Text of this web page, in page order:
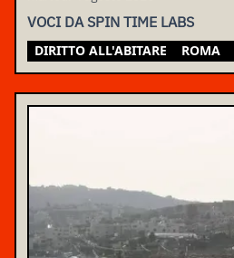
VOCI DA SPIN TIME LABS
DIRITTO ALL'ABITARE ROMA